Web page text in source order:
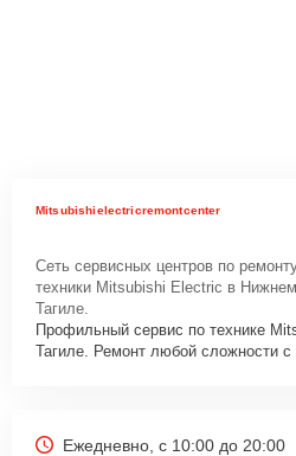
Mitsubishielectricremontcenter
Сеть сервисных центров по
техники Mitsubishi Electric в Нижнем
Тагиле.
Профильный сервис по технике
Тагиле. Ремонт любой сложности с
Ежедневно, с 10:00 до 20:00